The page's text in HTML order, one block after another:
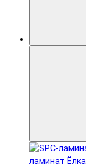
ламинат